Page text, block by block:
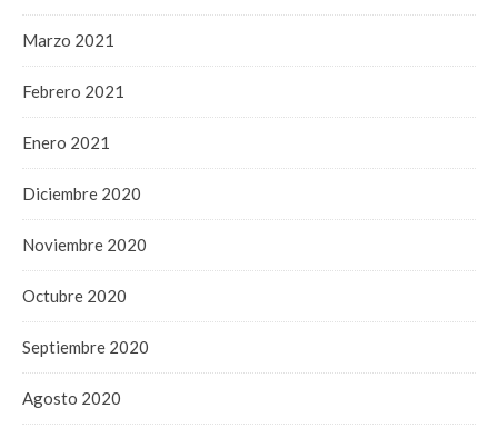
Marzo 2021
Febrero 2021
Enero 2021
Diciembre 2020
Noviembre 2020
Octubre 2020
Septiembre 2020
Agosto 2020